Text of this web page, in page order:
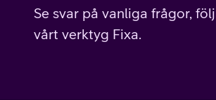
Alla mobiltelefoner
Se svar på vanliga frågor,
vårt verktyg Fixa.